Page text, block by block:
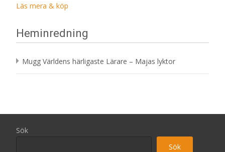
Läs mera & köp
Heminredning
Mugg Världens härligaste Lärare – Majas lyktor
Sök
Sök